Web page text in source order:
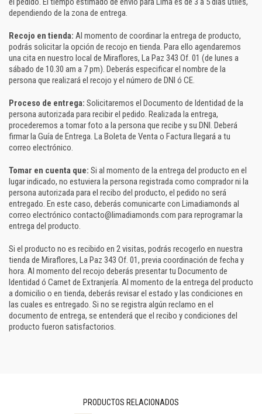
dependiendo de la zona de entrega.
Recojo en tienda: Al momento de coordinar la entrega de producto,
podrás solicitar la opción de recojo en tienda. Para ello agendaremos
una cita en nuestro local de Miraflores, La Paz 343 Of. 01 (de lunes a
sábado de 10.30 am a 7 pm). Deberás especificar el nombre de la
persona que realizará el recojo y el número de DNI ó CE.
Proceso de entrega: Solicitaremos el Documento de Identidad de la
persona autorizada para recibir el pedido. Realizada la entrega,
procederemos a tomar foto a la persona que recibe y su DNI. Deberá
firmar la Guía de Entrega. La Boleta de Venta o Factura llegará a tu
correo electrónico.
Tomar en cuenta que: Si al momento de la entrega del producto en el
lugar indicado, no estuviera la persona registrada como comprador ni la
persona autorizada para el recibo del producto, el pedido no será
entregado. En este caso, deberás comunicarte con Limadiamonds al
correo electrónico contacto@limadiamonds.com para reprogramar la
entrega del producto.
Si el producto no es recibido en 2 visitas, podrás recogerlo en nuestra
tienda de Miraflores, La Paz 343 Of. 01, previa coordinación de fecha y
hora. Al momento del recojo deberás presentar tu Documento de
Identidad ó Carnet de Extranjería. Al momento de la entrega del producto
a domicilio o en tienda, deberás revisar el estado y las condiciones en
las cuales es entregado. Si no se registra algún reclamo en el
documento de entrega, se entenderá que el recibo y condiciones del
producto fueron satisfactorios.
PRODUCTOS RELACIONADOS